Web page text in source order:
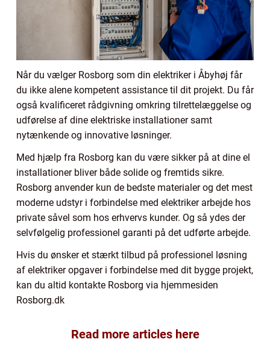
Når du vælger Rosborg som din elektriker i Åbyhøj får
du ikke alene kompetent assistance til dit projekt. Du får
også kvalificeret rådgivning omkring tilrettelæggelse og
udførelse af dine elektriske installationer samt
nytænkende og innovative løsninger.
Med hjælp fra Rosborg kan du være sikker på at dine el
installationer bliver både solide og fremtids sikre.
Rosborg anvender kun de bedste materialer og det mest
moderne udstyr i forbindelse med elektriker arbejde hos
private såvel som hos erhvervs kunder. Og så ydes der
selvfølgelig professionel garanti på det udførte arbejde.
Hvis du ønsker et stærkt tilbud på professionel løsning
af elektriker opgaver i forbindelse med dit bygge projekt,
kan du altid kontakte Rosborg via hjemmesiden
Rosborg.dk
Read more articles here